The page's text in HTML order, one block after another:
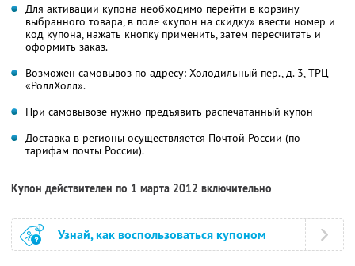
Для активации купона необходимо перейти в корзину
выбранного товара, в поле «купон на скидку» ввести номер и
код купона, нажать кнопку применить, затем пересчитать и
оформить заказ.
Возможен самовывоз по адресу: Холодильный пер., д. 3, ТРЦ
«РоллХолл».
При самовывозе нужно предъявить распечатанный купон
Доставка в регионы осуществляется Почтой России (по
тарифам почты России).
Купон действителен по 1 марта 2012 включительно
Узнай, как воспользоваться купоном